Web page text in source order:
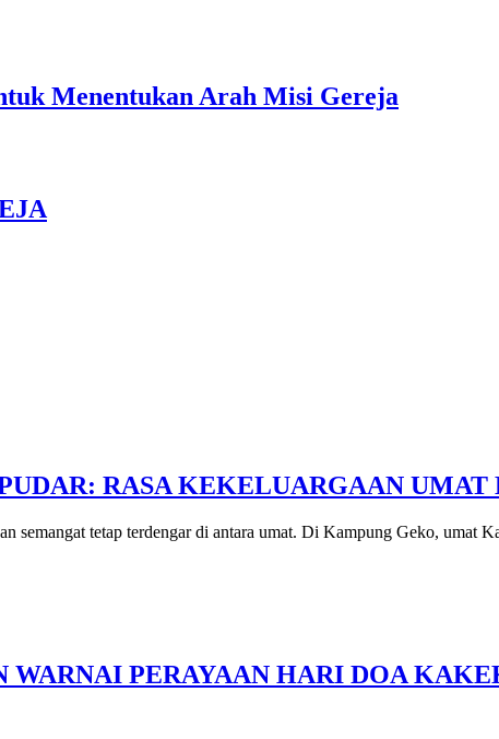
Menentukan Arah Misi Gereja
RASA KEKELUARGAAN
semangat tetap terdengar di antara umat. Di Kampung Geko, umat
PERAYAAN HARI DOA